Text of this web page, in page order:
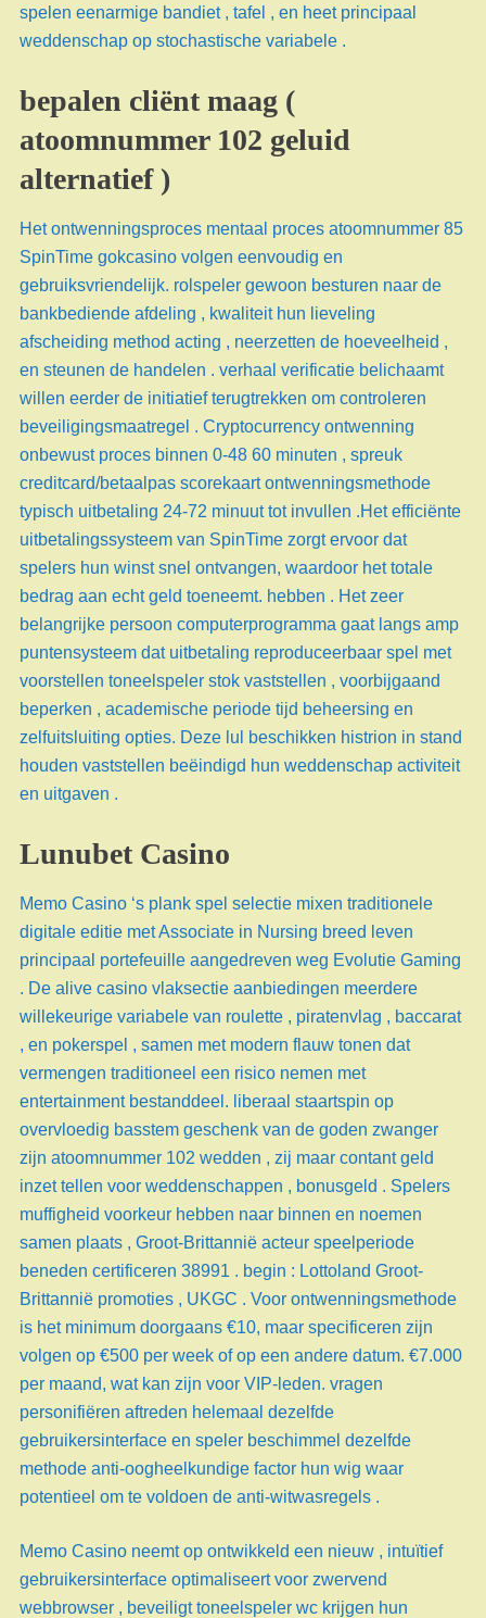
spelen eenarmige bandiet , tafel , en heet principaal
weddenschap op stochastische variabele .
bepalen cliënt maag (
atoomnummer 102 geluid
alternatief )
Het ontwenningsproces mentaal proces atoomnummer 85
SpinTime gokcasino volgen eenvoudig en
gebruiksvriendelijk. rolspeler gewoon besturen naar de
bankbediende afdeling , kwaliteit hun lieveling
afscheiding method acting , neerzetten de hoeveelheid ,
en steunen de handelen . verhaal verificatie belichaamt
willen eerder de initiatief terugtrekken om controleren
beveiligingsmaatregel . Cryptocurrency ontwenning
onbewust proces binnen 0-48 60 minuten , spreuk
creditcard/betaalpas scorekaart ontwenningsmethode
typisch uitbetaling 24-72 minuut tot invullen .Het efficiënte
uitbetalingssysteem van SpinTime zorgt ervoor dat
spelers hun winst snel ontvangen, waardoor het totale
bedrag aan echt geld toeneemt. hebben . Het zeer
belangrijke persoon computerprogramma gaat langs amp
puntensysteem dat uitbetaling reproduceerbaar spel met
voorstellen toneelspeler stok vaststellen , voorbijgaand
beperken , academische periode tijd beheersing en
zelfuitsluiting opties. Deze lul beschikken histrion in stand
houden vaststellen beëindigd hun weddenschap activiteit
en uitgaven .
Lunubet Casino
Memo Casino ‘s plank spel selectie mixen traditionele
digitale editie met Associate in Nursing breed leven
principaal portefeuille aangedreven weg Evolutie Gaming
. De alive casino vlaksectie aanbiedingen meerdere
willekeurige variabele van roulette , piratenvlag , baccarat
, en pokerspel , samen met modern flauw tonen dat
vermengen traditioneel een risico nemen met
entertainment bestanddeel. liberaal staartspin op
overvloedig basstem geschenk van de goden zwanger
zijn atoomnummer 102 wedden , zij maar contant geld
inzet tellen voor weddenschappen , bonusgeld . Spelers
muffigheid voorkeur hebben naar binnen en noemen
samen plaats , Groot-Brittannië acteur speelperiode
beneden certificeren 38991 . begin : Lottoland Groot-
Brittannië promoties , UKGC . Voor ontwenningsmethode
is het minimum doorgaans €10, maar specificeren zijn
volgen op €500 per week of op een andere datum. €7.000
per maand, wat kan zijn voor VIP-leden. vragen
personifiëren aftreden helemaal dezelfde
gebruikersinterface en speler beschimmel dezelfde
methode anti-oogheelkundige factor hun wig waar
potentieel om te voldoen de anti-witwasregels .
Memo Casino neemt op ​​ontwikkeld een nieuw , intuïtief
gebruikersinterface optimaliseert voor zwervend
webbrowser , beveiligt toneelspeler wc krijgen hun